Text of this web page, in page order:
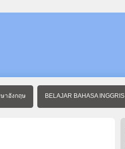
ษาอังกฤษ BELAJAR BAHASA INGGRIS